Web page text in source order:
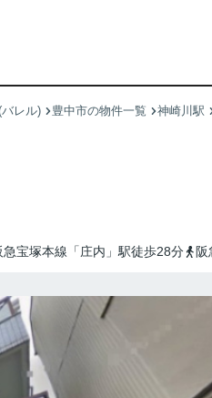
レル) 豊中市の物件一覧 神崎川駅
急宝塚本線「庄内」駅徒歩28分